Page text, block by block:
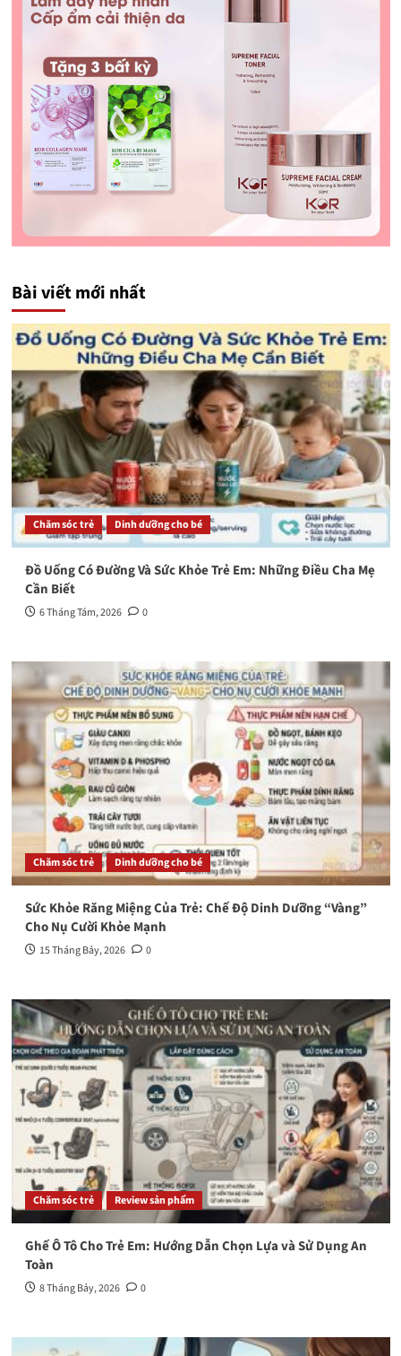
Bài viết mới nhất
Chăm sóc trẻ Dinh dưỡng cho bé
Đồ Uống Có Đường Và Sức Khỏe Trẻ Em: Những Điều Cha Mẹ
Cần Biết
6 Tháng Tám, 2026 0
Chăm sóc trẻ Dinh dưỡng cho bé
Sức Khỏe Răng Miệng Của Trẻ: Chế Độ Dinh Dưỡng “Vàng”
Cho Nụ Cười Khỏe Mạnh
15 Tháng Bảy, 2026 0
Chăm sóc trẻ Review sản phẩm
Ghế Ô Tô Cho Trẻ Em: Hướng Dẫn Chọn Lựa và Sử Dụng An
Toàn
8 Tháng Bảy, 2026 0